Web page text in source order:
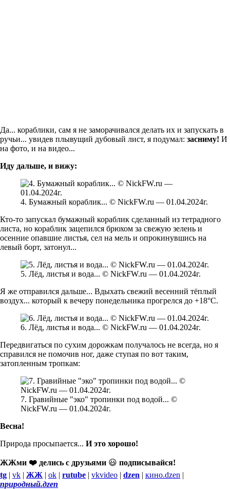
Да... кораблики, сам я не заморачивался делать их и запускать в
ручьи... увидев плывущий дубовый лист, я подумал: засниму! И
на фото, и на видео...
Иду дальше, и вижу:
4. Бумажный кораблик... © NickFW.ru — 01.04.2024г.
Кто-то запускал бумажный кораблик сделанный из тетрадного
листа, но кораблик зацепился брюхом за свежую зелень и
осенние опавшие листья, сел на мель и опрокинувшись на
левый борт, затонул...
5. Лёд, листья и вода... © NickFW.ru — 01.04.2024г.
Я же отправился дальше... Вдыхать свежий весенний тёплый
воздух... который к вечеру понедельника прогрелся до +18°С.
6. Лёд, листья и вода... © NickFW.ru — 01.04.2024г.
Передвигаться по сухим дорожкам получалось не всегда, но я
справился не помочив ног, даже ступая по вот таким,
затопленным тропкам:
7. Гравийные "эко" тропинки под водой... ©
NickFW.ru — 01.04.2024г.
Весна!
Природа просыпается... И это хорошо!
ЖЖми ❤️ делись с друзьями 😃 подписывайся!
tg | vk | ЖЖ | ok | rutube | vkvideo | dzen | кино.dzen |
природный.дzen